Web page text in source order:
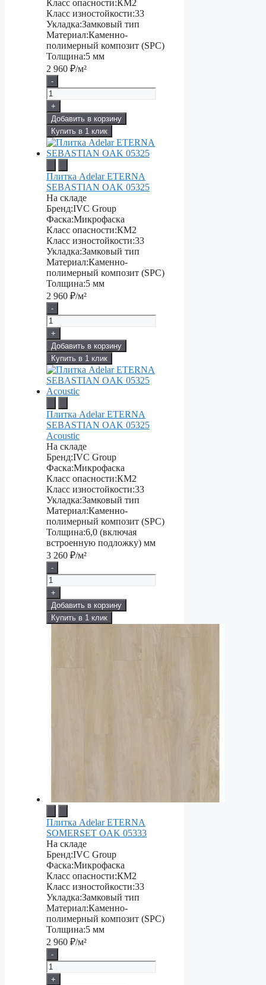
Класс опасности:КМ2
Класс изностойкости:33
Укладка:Замковый тип
Материал:Каменно-
полимерный композит (SPC)
Толщина:5 мм
2 960 ₽/м²
-
+
Добавить в корзину
Купить в 1 клик
Плитка Adelar ETERNA
SEBASTIAN OAK 05325
На складе
Бренд:IVC Group
Фаска:Микрофаска
Класс опасности:КМ2
Класс изностойкости:33
Укладка:Замковый тип
Материал:Каменно-
полимерный композит (SPC)
Толщина:5 мм
2 960 ₽/м²
-
+
Добавить в корзину
Купить в 1 клик
Плитка Adelar ETERNA
SEBASTIAN OAK 05325
Acoustic
На складе
Бренд:IVC Group
Фаска:Микрофаска
Класс опасности:КМ2
Класс изностойкости:33
Укладка:Замковый тип
Материал:Каменно-
полимерный композит (SPC)
Толщина:6,0 (включая
встроенную подложку) мм
3 260 ₽/м²
-
+
Добавить в корзину
Купить в 1 клик
Плитка Adelar ETERNA
SOMERSET OAK 05333
На складе
Бренд:IVC Group
Фаска:Микрофаска
Класс опасности:КМ2
Класс изностойкости:33
Укладка:Замковый тип
Материал:Каменно-
полимерный композит (SPC)
Толщина:5 мм
2 960 ₽/м²
-
+